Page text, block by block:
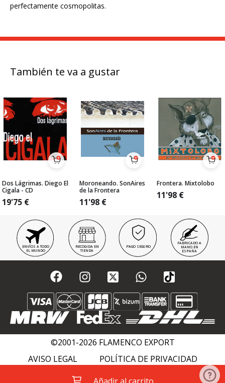
perfectamente cosmopolitas.
También te va a gustar
Dos Lágrimas. Diego El
Cigala - CD
19'75 €
Moroneando. SonAires
de la Frontera
11'98 €
Frontera. Mixtolobo
11'98 €
ENVÍOS A TODO
EL MUNDO
RECOGIDA EN
TIENDA
PAGO SEGURO
FABRICADO A
MANO EN
ESPAÑA
©2001-2026 FLAMENCO EXPORT
AVISO LEGAL
POLÍTICA DE PRIVACIDAD
POLÍTICA DE COOKIES
FLAMENCO WIKI